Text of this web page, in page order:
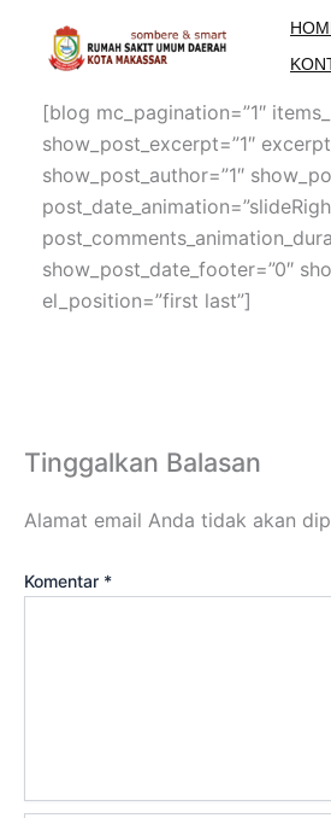
konten
[blog mc_pagination=”1″
show_post_excerpt=”1″
show_post_author=”1″
show_post_date_footer=”0″
el_position=”first last”]
Tinggalkan Balasan
Alamat email Anda tidak akan
Komentar *